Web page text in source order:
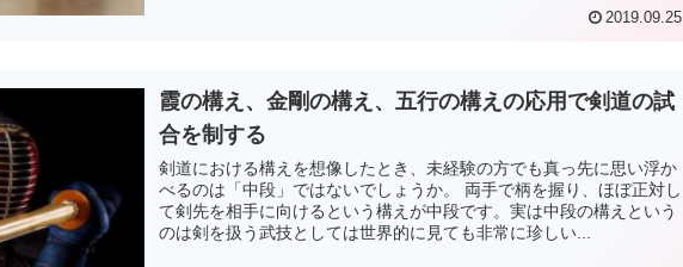
2019.09.25
霞の構え、金剛の構え、五行の構えの応用で剣道の試
合を制する
剣道における構えを想像したとき、未経験の方でも真っ先に思い浮か
べるのは「中段」ではないでしょうか。 両手で柄を握り、ほぼ正対し
て剣先を相手に向けるという構えが中段です。実は中段の構えという
のは剣を扱う武技としては世界的に見ても非常に珍しい...